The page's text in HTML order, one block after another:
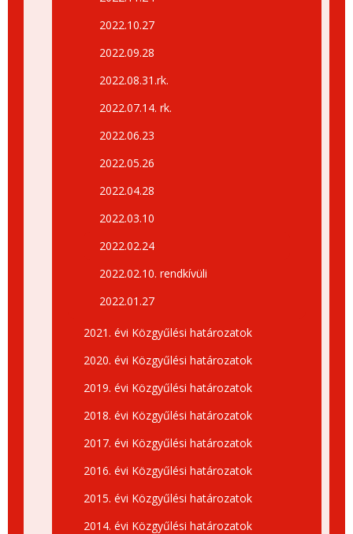
2022.10.27
2022.09.28
2022.08.31.rk.
2022.07.14. rk.
2022.06.23
2022.05.26
2022.04.28
2022.03.10
2022.02.24
2022.02.10. rendkívüli
2022.01.27
2021. évi Közgyűlési határozatok
2020. évi Közgyűlési határozatok
2019. évi Közgyűlési határozatok
2018. évi Közgyűlési határozatok
2017. évi Közgyűlési határozatok
2016. évi Közgyűlési határozatok
2015. évi Közgyűlési határozatok
2014. évi Közgyűlési határozatok